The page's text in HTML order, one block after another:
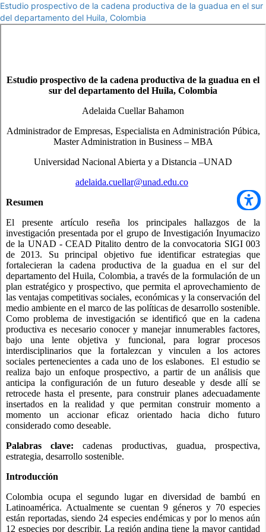
Estudio prospectivo de la cadena productiva de la guadua en el sur
del departamento del Huila, Colombia